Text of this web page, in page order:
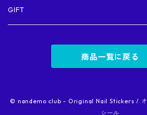
Sexy / セクシー
Funny / おもしろ
Kawaii / かわいい
GIFT
商品一覧に戻る
© nandemo club - Original Nail Stickers / オ
シール